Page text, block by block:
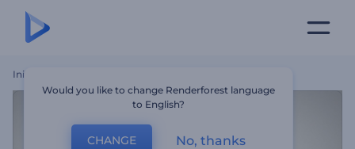
Inicio
Would you like to change Renderforest language
to English?
CHANGE No, thanks